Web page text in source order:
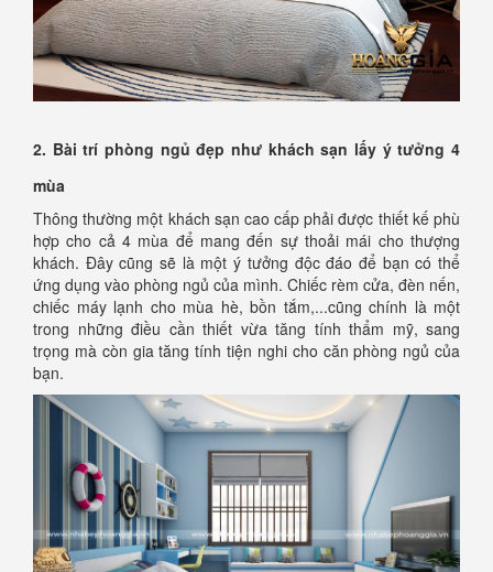
2. Bài trí phòng ngủ đẹp như khách sạn lấy ý tưởng 4
mùa
Thông thường một khách sạn cao cấp phải được thiết kế phù
hợp cho cả 4 mùa để mang đến sự thoải mái cho thượng
khách. Đây cũng sẽ là một ý tưởng độc đáo để bạn có thể
ứng dụng vào phòng ngủ của mình. Chiếc rèm cửa, đèn nến,
chiếc máy lạnh cho mùa hè, bồn tắm,...cũng chính là một
trong những điều cần thiết vừa tăng tính thẩm mỹ, sang
trọng mà còn gia tăng tính tiện nghi cho căn phòng ngủ của
bạn.